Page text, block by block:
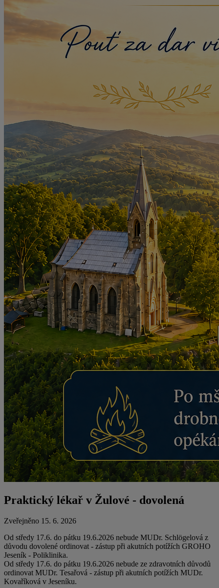
Praktický lékař v Žulové - dovolená
Zveřejněno 15. 6. 2026
Od středy 17.6. do pátku 19.6.2026 nebude MUDr. Schlögelová z
důvodu dovolené ordinovat - zástup při akutních potížích GROHO
Jeseník - Poliklinika.
Od středy 17.6. do pátku 19.6.2026 nebude ze zdravotních důvodů
ordinovat MUDr. Tesařová - zástup při akutních potížích MUDr.
Kovaříková v Jeseníku.